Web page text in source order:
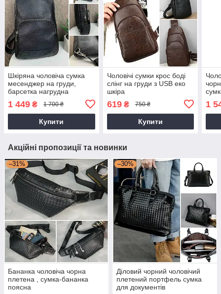
Шкіряна чоловіча сумка
месенджер на груди,
барсетка нагрудна
шкіри
1 449 ₴ 1 700 ₴
Купити
Чоловічі сумки крос боді
слінг на груди з USB еко
шкіра
619₴ 750 ₴
Купити
1
Акційні пропозиції та новинки
–31%
Бананка чоловіча чорна
плетена , сумка-бананка
поясна
–30%
Діловий чорний чоловічий
плетений портфель сумка
для документів